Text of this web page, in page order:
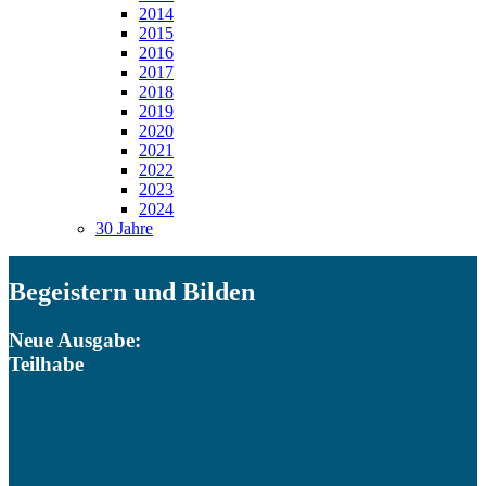
2014
2015
2016
2017
2018
2019
2020
2021
2022
2023
2024
30 Jahre
Begeistern und Bilden
Neue Ausgabe:
Teilhabe